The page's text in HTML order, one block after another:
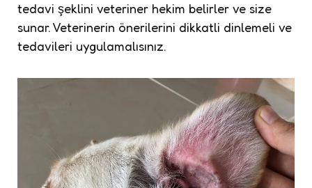
tedavi şeklini veteriner hekim belirler ve size
sunar. Veterinerin önerilerini dikkatli dinlemeli ve
tedavileri uygulamalısınız.